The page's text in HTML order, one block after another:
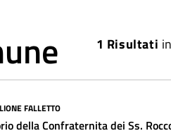
1 Risultati in
FALLETTO
della Confraternita dei Ss.